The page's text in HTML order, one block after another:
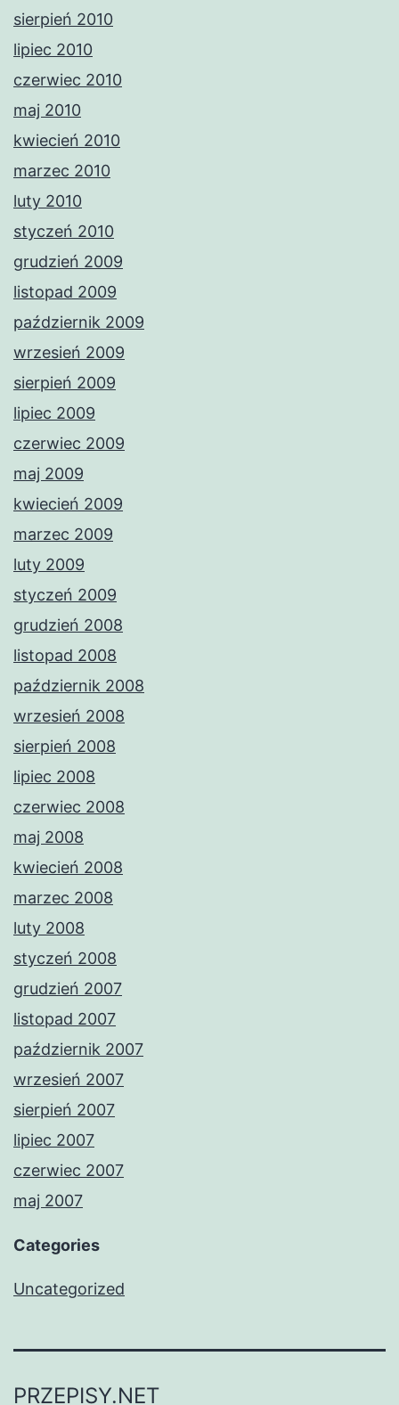
sierpień 2010
lipiec 2010
czerwiec 2010
maj 2010
kwiecień 2010
marzec 2010
luty 2010
styczeń 2010
grudzień 2009
listopad 2009
październik 2009
wrzesień 2009
sierpień 2009
lipiec 2009
czerwiec 2009
maj 2009
kwiecień 2009
marzec 2009
luty 2009
styczeń 2009
grudzień 2008
listopad 2008
październik 2008
wrzesień 2008
sierpień 2008
lipiec 2008
czerwiec 2008
maj 2008
kwiecień 2008
marzec 2008
luty 2008
styczeń 2008
grudzień 2007
listopad 2007
październik 2007
wrzesień 2007
sierpień 2007
lipiec 2007
czerwiec 2007
maj 2007
Categories
Uncategorized
PRZEPISY.NET